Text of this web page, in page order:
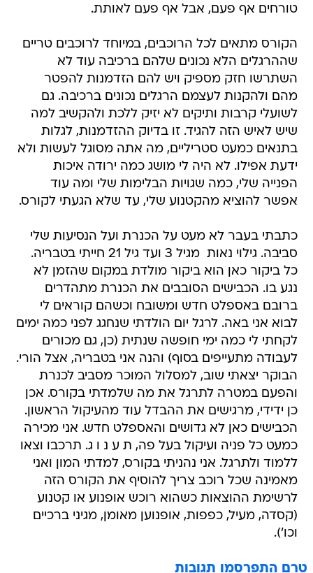
טורחים אף פעם, אבל אף פעם לאותת.
הקורס מתאים לכל הרוכבים, במיוחד לרוכבים טריים
שההרגלים הלא נכונים שלהם ברכיבה עוד לא
השתרשו חזק מספיק ויש להם הזדמנות להפטר
מהם ולהקנות לעצמם הרגלים נכונים ברכיבה. גם
לשועלי קרבות ותיקים לא יזיק ללכת ולהקשיב למה
שיש לאיש הזה להגיד. זו בדיוק ההזדמנות, לגלות
בתנאים כמעט סטריליים, מה אתה מסוגל לעשות ולא
ידעת אפילו. לא היה לי מושג כמה ירודה איכות
הפנייה שלי, כמה שגויות הבלימות שלי ומה עוד
אפשר להוציא מהקטנוע שלי, עד שלא הגעתי לקורס.
כתבתי בעבר לא מעט על הכנרת ועל הנסיעות שלי
סביבה. גילוי נאות  מגיל 3 ועד גיל 21 חייתי בטבריה.
כל ביקור כאן הוא ביקור מולדת במקום שהזמן לא
נגע בו. הכבישים הסובבים את הכנרת מתהדרים
ברובם באספלט חדש ומשובח וכשהם קוראים לי
לבוא אני באה. לרגל יום הולדתי שנחגג לפני כמה ימים
לקחתי לי כמה ימי חופשה שנתית (כן, גם מכורים
לעבודה מתעייפים בסוף) והנה אני בטבריה, אצל הורי.
הבוקר יצאתי שוב, למסלול המוכר מסביב לכנרת
והפעם במטרה לתרגל את מה שלמדתי בקורס. אכן
כן ידידי, מרגישים את ההבדל עוד מהעיקול הראשון.
הכבישים כאן לא גדושים והאספלט חדש. אני מכירה
כמעט כל פניה ועיקול בעל פה, ת ע נ ו ג. תרכבו וצאו
ללמוד ולתרגל. אני נהניתי בקורס, למדתי המון ואני
מאמינה שכל רוכב צריך להוסיף את הקורס הזה
לרשימת ההוצאות כשהוא רוכש אופנוע או קטנוע
(קסדה, מעיל, כפפות, אופנוען מאומן, מגיני ברכיים
וכו').
טרם התפרסמו תגובות